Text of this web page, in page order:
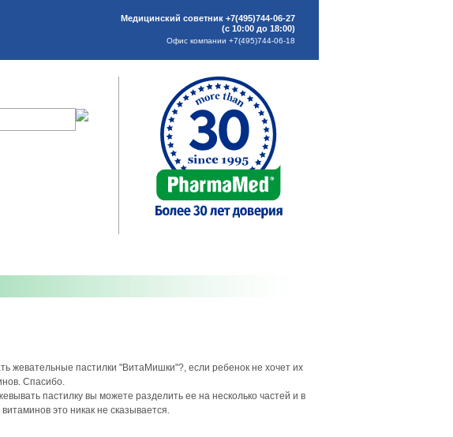
Медицинский советник +7(495)744-06-27
(с 10:00 до 18:00)
Офис компании +7(495)744-06-18
жевательные пастилки "ВитаМишки"?, если ребенок не хочет их
Спасибо.
пастилку вы можете разделить ее на несколько частей и в
это никак не сказывается.